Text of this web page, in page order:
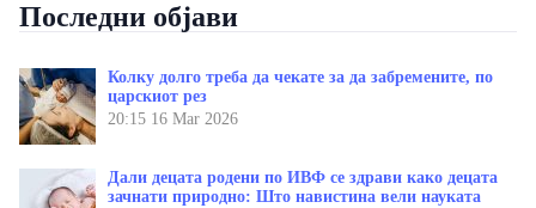
Последни објави
Колку долго треба да чекате за да забремените, по
царскиот рез
20:15 16 Mar 2026
Дали децата родени по ИВФ се здрави како децата
зачнати природно: Што навистина вели науката